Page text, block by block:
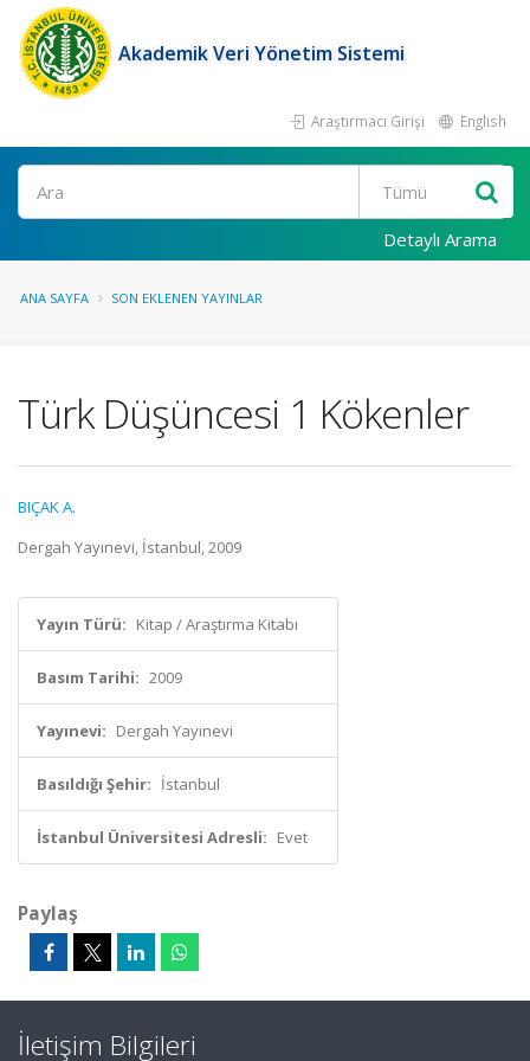
Akademik Veri Yönetim Sistemi
Araştırmacı Girişi English
Ara
Detaylı Arama
ANA SAYFA SON EKLENEN YAYINLAR
Türk Düşüncesi 1 Kökenler
BIÇAK A.
Dergah Yayınevi, İstanbul, 2009
Yayın Türü: Kitap / Araştırma Kitabı
Basım Tarihi: 2009
Yayınevi: Dergah Yayınevi
Basıldığı Şehir: İstanbul
İstanbul Üniversitesi Adresli: Evet
Paylaş
İletişim Bilgileri